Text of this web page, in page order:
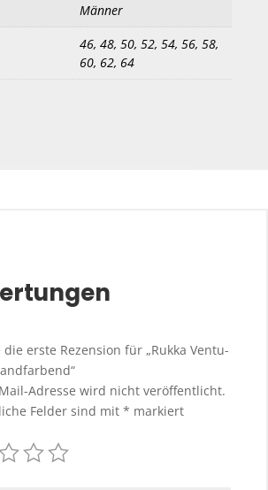
Männer
46, 48, 50, 52, 54, 56, 58,
60, 62, 64
die erste Rezension für „Rukka Ventu-
Adresse wird nicht veröffentlicht.
Felder sind mit * markiert